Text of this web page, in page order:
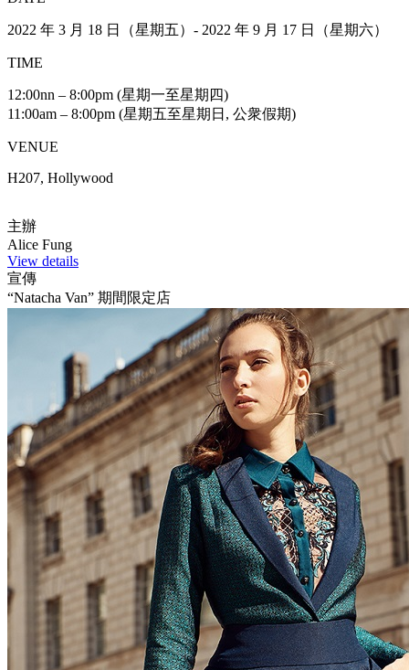
2022 年 3 月 18 日（星期五）- 2022 年 9 月 17 日（星期六）
TIME
12:00nn – 8:00pm (星期一至星期四)
11:00am – 8:00pm (星期五至星期日, 公衆假期)
VENUE
H207, Hollywood
主辦
Alice Fung
View details
宣傳
“Natacha Van” 期間限定店